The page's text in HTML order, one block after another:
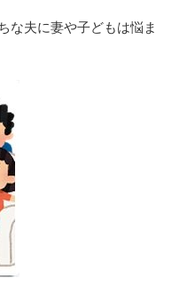
な夫に妻や子どもは悩ま